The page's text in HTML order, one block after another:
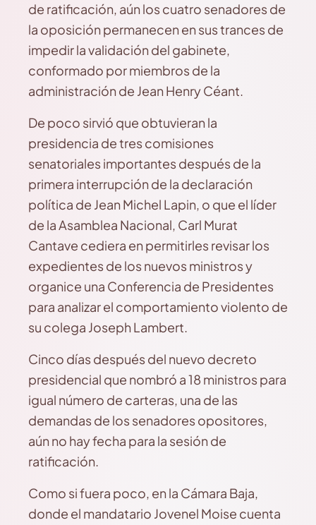
de ratificación, aún los cuatro senadores de
la oposición permanecen en sus trances de
impedir la validación del gabinete,
conformado por miembros de la
administración de Jean Henry Céant.
De poco sirvió que obtuvieran la
presidencia de tres comisiones
senatoriales importantes después de la
primera interrupción de la declaración
política de Jean Michel Lapin, o que el líder
de la Asamblea Nacional, Carl Murat
Cantave cediera en permitirles revisar los
expedientes de los nuevos ministros y
organice una Conferencia de Presidentes
para analizar el comportamiento violento de
su colega Joseph Lambert.
Cinco días después del nuevo decreto
presidencial que nombró a 18 ministros para
igual número de carteras, una de las
demandas de los senadores opositores,
aún no hay fecha para la sesión de
ratificación.
Como si fuera poco, en la Cámara Baja,
donde el mandatario Jovenel Moise cuenta